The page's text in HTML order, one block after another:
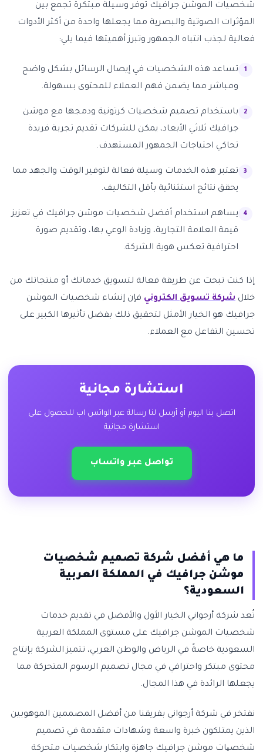
شخصيات الموشن جرافيك توفر وسيلة مبتكرة تجمع بين
المؤثرات الصوتية والبصرية مما يجعلها واحدة من أكثر الأدوات
فعالية لجذب انتباه الجمهور وتبرز أهميتها فيما يلي:
تساعد هذه الشخصيات في إيصال الرسائل بشكل واضح
ومباشر مما يضمن فهم العملاء للمحتوى بسهولة.
باستخدام تصميم شخصيات كرتونية ودمجها مع موشن
جرافيك ثلاثي الأبعاد، يمكن للشركات تقديم تجربة فريدة
تحاكي احتياجات الجمهور المستهدف.
تعتبر هذه الخدمات وسيلة فعالة لتوفير الوقت والجهد مما
يحقق نتائج استثنائية بأقل التكاليف.
يساهم استخدام أفضل شخصيات موشن جرافيك في تعزيز
قيمة العلامة التجارية، وزيادة الوعي بها، وتقديم صورة
احترافية تعكس هوية الشركة.
إذا كنت تبحث عن طريقة فعالة لتسويق خدماتك أو منتجاتك من
خلال شركة تسويق الكتروني فإن إنشاء شخصيات الموشن
جرافيك هو الخيار الأمثل لتحقيق ذلك بفضل تأثيرها الكبير على
تحسين التفاعل مع العملاء.
استشارة مجانية
اتصل بنا اليوم أو أرسل لنا رسالة عبر الواتس اب للحصول على
استشارة مجانية
تواصل عبر واتساب
ما هي أفضل شركة تصميم شخصيات
موشن جرافيك في المملكة العربية
السعودية؟
تُعد شركة أرجواني الخيار الأول والأفضل في تقديم خدمات
شخصيات الموشن جرافيك على مستوى المملكة العربية
السعودية خاصةً في الرياض والوطن العربي، تتميز الشركة بإنتاج
محتوى مبتكر واحترافي في مجال تصميم الرسوم المتحركة مما
يجعلها الرائدة في هذا المجال.
نفتخر في شركة أرجواني بفريقنا من أفضل المصممين الموهوبين
الذين يمتلكون خبرة واسعة وشهادات متقدمة في تصميم
شخصیات موشن جرافيك جاهزة وابتكار شخصيات متحركة